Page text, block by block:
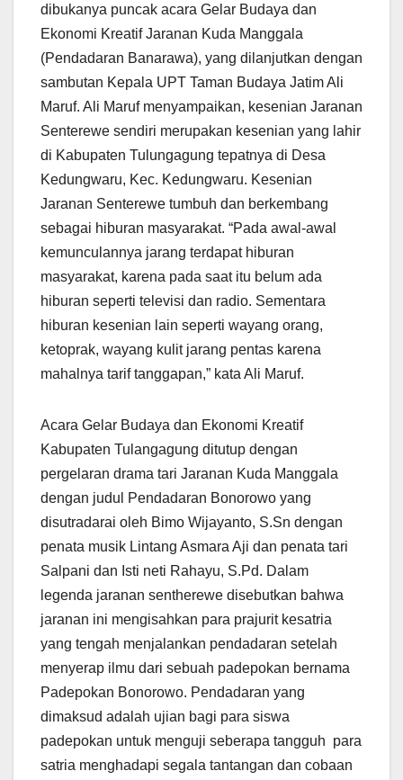
dibukanya puncak acara Gelar Budaya dan
Ekonomi Kreatif Jaranan Kuda Manggala
(Pendadaran Banarawa), yang dilanjutkan dengan
sambutan Kepala UPT Taman Budaya Jatim Ali
Maruf. Ali Maruf menyampaikan, kesenian Jaranan
Senterewe sendiri merupakan kesenian yang lahir
di Kabupaten Tulungagung tepatnya di Desa
Kedungwaru, Kec. Kedungwaru. Kesenian
Jaranan Senterewe tumbuh dan berkembang
sebagai hiburan masyarakat. “Pada awal-awal
kemunculannya jarang terdapat hiburan
masyarakat, karena pada saat itu belum ada
hiburan seperti televisi dan radio. Sementara
hiburan kesenian lain seperti wayang orang,
ketoprak, wayang kulit jarang pentas karena
mahalnya tarif tanggapan,” kata Ali Maruf.
Acara Gelar Budaya dan Ekonomi Kreatif
Kabupaten Tulangagung ditutup dengan
pergelaran drama tari Jaranan Kuda Manggala
dengan judul Pendadaran Bonorowo yang
disutradarai oleh Bimo Wijayanto, S.Sn dengan
penata musik Lintang Asmara Aji dan penata tari
Salpani dan Isti neti Rahayu, S.Pd. Dalam
legenda jaranan sentherewe disebutkan bahwa
jaranan ini mengisahkan para prajurit kesatria
yang tengah menjalankan pendadaran setelah
menyerap ilmu dari sebuah padepokan bernama
Padepokan Bonorowo. Pendadaran yang
dimaksud adalah ujian bagi para siswa
padepokan untuk menguji seberapa tangguh para
satria menghadapi segala tantangan dan cobaan